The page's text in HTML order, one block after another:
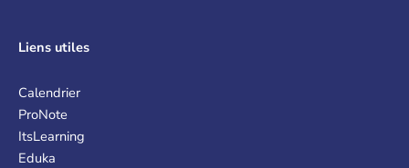
Liens utiles
Calendrier
ProNote
ItsLearning
Eduka